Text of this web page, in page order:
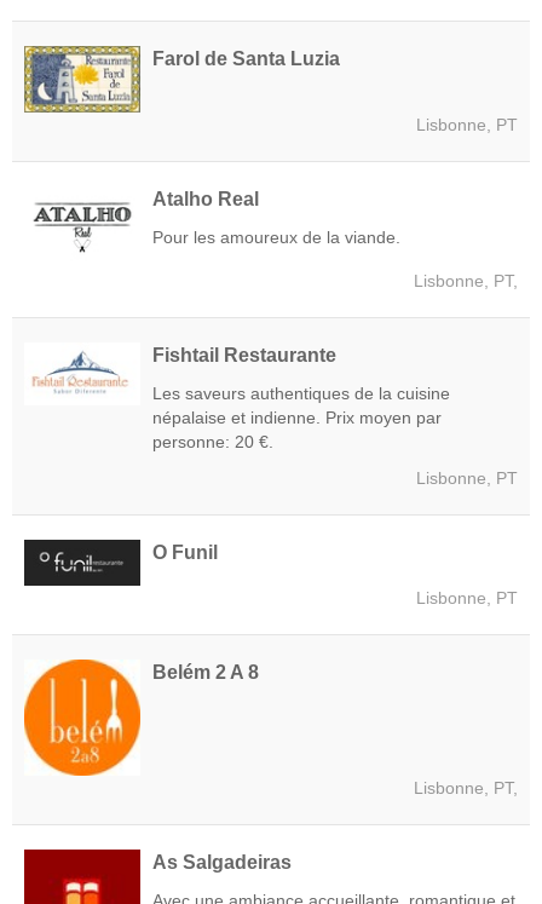
Farol de Santa Luzia
Lisbonne, PT
Atalho Real
Pour les amoureux de la viande.
Lisbonne, PT,
Fishtail Restaurante
Les saveurs authentiques de la cuisine
népalaise et indienne. Prix moyen par
personne: 20 €.
Lisbonne, PT
O Funil
Lisbonne, PT
Belém 2 A 8
Lisbonne, PT,
As Salgadeiras